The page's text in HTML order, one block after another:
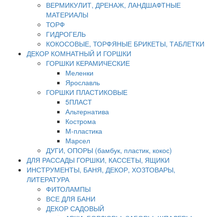
ВЕРМИКУЛИТ, ДРЕНАЖ, ЛАНДШАФТНЫЕ
МАТЕРИАЛЫ
ТОРФ
ГИДРОГЕЛЬ
КОКОСОВЫЕ, ТОРФЯНЫЕ БРИКЕТЫ, ТАБЛЕТКИ
ДЕКОР КОМНАТНЫЙ И ГОРШКИ
ГОРШКИ КЕРАМИЧЕСКИЕ
Меленки
Ярославль
ГОРШКИ ПЛАСТИКОВЫЕ
5ПЛАСТ
Альтернатива
Кострома
М-пластика
Марсел
ДУГИ, ОПОРЫ (бамбук, пластик, кокос)
ДЛЯ РАССАДЫ ГОРШКИ, КАССЕТЫ, ЯЩИКИ
ИНСТРУМЕНТЫ, БАНЯ, ДЕКОР, ХОЗТОВАРЫ,
ЛИТЕРАТУРА
ФИТОЛАМПЫ
ВСЕ ДЛЯ БАНИ
ДЕКОР САДОВЫЙ